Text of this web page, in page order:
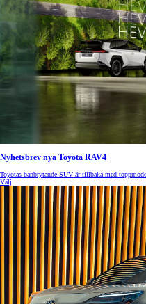
Nyhetsbrev nya Toyota RAV4
Toyotas banbrytande SUV är tillbaka med
Välj